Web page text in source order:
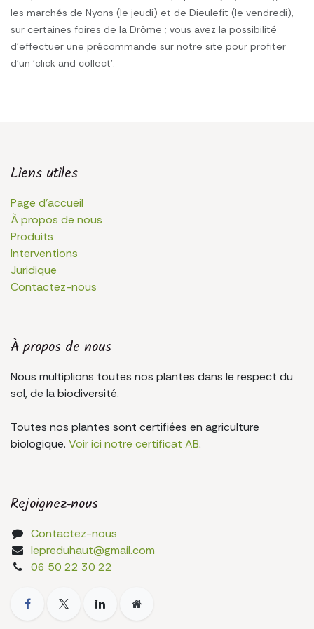
les marchés de Nyons (le jeudi) et de Dieulefit (le vendredi),
sur certaines foires de la Drôme ; vous avez la possibilité
d'effectuer une précommande sur notre site pour profiter
d'un 'click and collect'.
Liens utiles
Page d'accueil
À propos de nous
Produits
Interventions
Juridique
Contactez-nous
À propos de nous
Nous multiplions toutes nos plantes dans le respect du
sol, de la biodiversité.
Toutes nos plantes sont certifiées en agriculture
biologique. Voir ici notre certificat AB.
Rejoignez-nous
Contactez-nous
lepreduhaut@gmail.com
06 50 22 30 22